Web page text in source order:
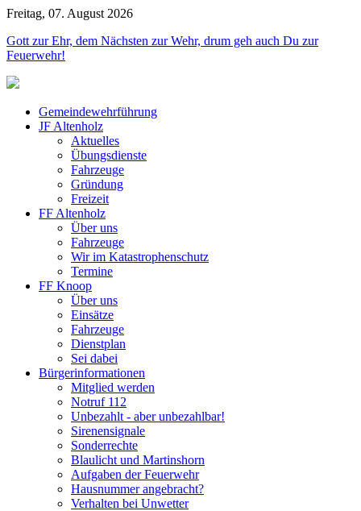
Freitag, 07. August 2026
Gott zur Ehr, dem Nächsten zur Wehr, drum geh auch Du zur
Feuerwehr!
Gemeindewehrführung
JF Altenholz
Aktuelles
Übungsdienste
Fahrzeuge
Gründung
Freizeit
FF Altenholz
Über uns
Fahrzeuge
Wir im Katastrophenschutz
Termine
FF Knoop
Über uns
Einsätze
Fahrzeuge
Dienstplan
Sei dabei
Bürgerinformationen
Mitglied werden
Notruf 112
Unbezahlt - aber unbezahlbar!
Sirenensignale
Sonderrechte
Blaulicht und Martinshorn
Aufgaben der Feuerwehr
Hausnummer angebracht?
Verhalten bei Unwetter
Jahr
Monat
Jahr
Monat